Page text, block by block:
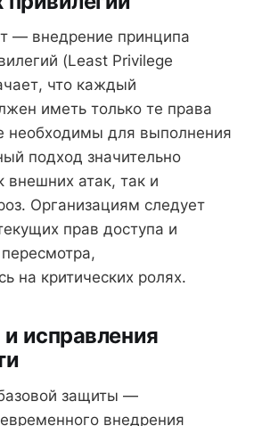
— внедрение принципа
(Least Privilege
что каждый
иметь только те права
необходимы для выполнения
подход значительно
внешних атак, так и
Организациям следует
прав доступа и
на критических ролях.
исправления
защиты —
внедрения